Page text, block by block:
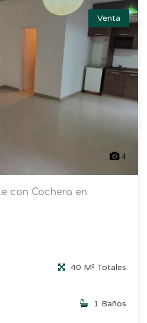
Venta
4
con Cochera en
40 M² Totales
1 Baños